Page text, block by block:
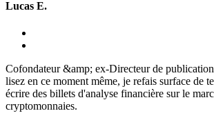
Lucas E.
Cofondateur &amp; ex-Directeur de
lisez en ce moment même, je refais surface de
écrire des billets d'analyse financière sur le
cryptomonnaies.